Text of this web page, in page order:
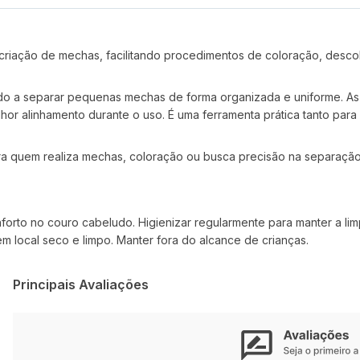
de mechas, facilitando procedimentos de coloração,
a separar pequenas mechas de forma organizada e uniforme.
alinhamento durante o uso. É uma ferramenta prática tanto
realiza mechas, coloração ou busca precisão na
no couro cabeludo. Higienizar regularmente para manter a
local seco e limpo. Manter fora do alcance de crianças.
Principais Avaliações